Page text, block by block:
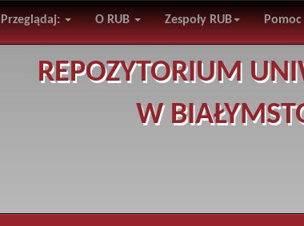
Przeglądaj: O RUB Zespoły RUB Pomoc
REPOZYTORIUM
W